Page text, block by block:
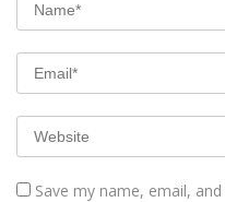
Save my name, email,